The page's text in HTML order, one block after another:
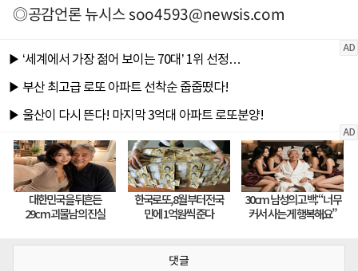
◎공감언론 뉴시스soo4593@newsis.com
댓글